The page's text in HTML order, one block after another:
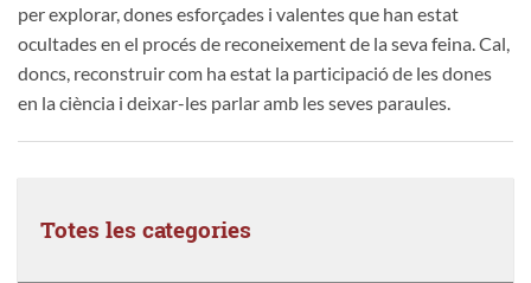
per explorar, dones esforçades i valentes que han estat
ocultades en el procés de reconeixement de la seva feina. Cal,
doncs, reconstruir com ha estat la participació de les dones
en la ciència i deixar-les parlar amb les seves paraules.
Totes les categories